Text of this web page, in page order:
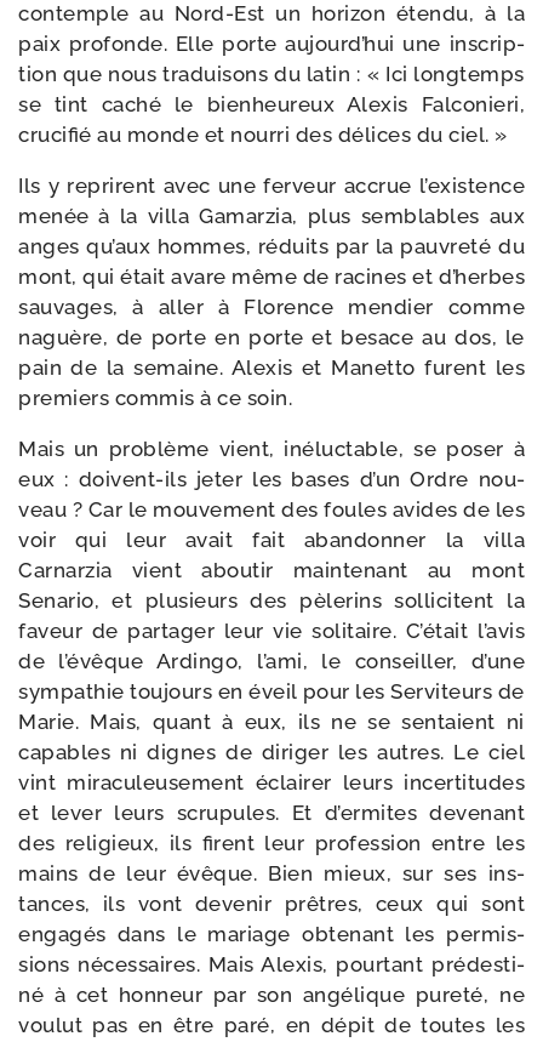
con­temple au Nord-​Est un hori­zon éten­du, à la
paix pro­fonde. Elle porte aujourd’hui une ins­crip­
tion que nous tra­dui­sons du latin : « Ici long­temps
se tint caché le bien­heu­reux Alexis Falconieri,
cru­cifié au monde et nour­ri des délices du ciel. »
Ils y reprirent avec une fer­veur accrue l’existence
menée à la vil­la Gamarzia, plus sem­blables aux
anges qu’aux hommes, réduits par la pau­vre­té du
mont, qui était avare même de racines et d’herbes
sau­vages, à aller à Florence men­dier comme
naguère, de porte en porte et besace au dos, le
pain de la semaine. Alexis et Manetto furent les
pre­miers com­mis à ce soin.
Mais un pro­blème vient, iné­luc­table, se poser à
eux : doivent-​ils jeter les bases d’un Ordre nou­
veau ? Car le mou­ve­ment des foules avides de les
voir qui leur avait fait aban­don­ner la vil­la
Carnarzia vient abou­tir main­te­nant au mont
Senario, et plu­sieurs des pèle­rins sol­li­citent la
faveur de par­ta­ger leur vie soli­taire. C’était l’avis
de l’évêque Ardingo, l’ami, le conseiller, d’une
sym­pa­thie tou­jours en éveil pour les Serviteurs de
Marie. Mais, quant à eux, ils ne se sen­taient ni
capables ni dignes de diri­ger les autres. Le ciel
vint mira­culeusement éclai­rer leurs incer­ti­tudes
et lever leurs scru­pules. Et d’ermites deve­nant
des reli­gieux, ils firent leur pro­fes­sion entre les
mains de leur évêque. Bien mieux, sur ses ins­
tances, ils vont deve­nir prêtres, ceux qui sont
enga­gés dans le mariage obte­nant les permis­
sions néces­saires. Mais Alexis, pour­tant pré­des­ti­
né à cet hon­neur par son angé­lique pure­té, ne
vou­lut pas en être paré, en dépit de toutes les